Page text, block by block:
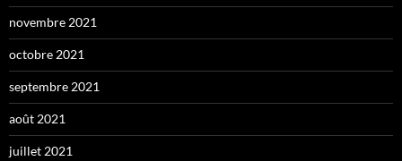
novembre 2021
octobre 2021
septembre 2021
août 2021
juillet 2021